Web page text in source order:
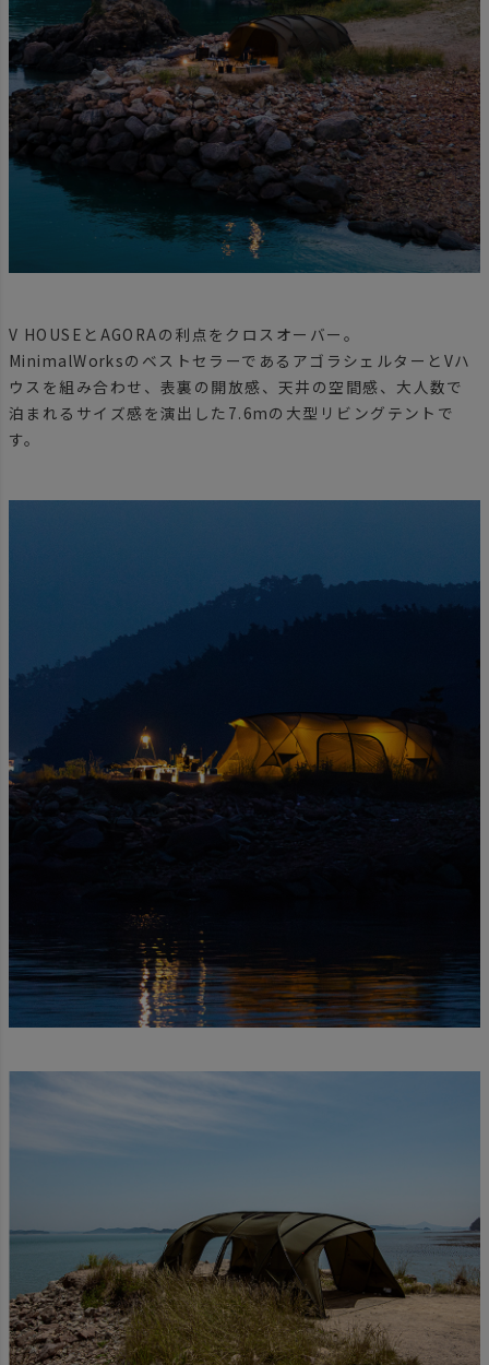
V HOUSEとAGORAの利点をクロスオーバー。
MinimalWorksのベストセラーであるアゴラシェルターとVハ
ウスを組み合わせ、表裏の開放感、天井の空間感、大人数で
泊まれるサイズ感を演出した7.6mの大型リビングテントで
す。